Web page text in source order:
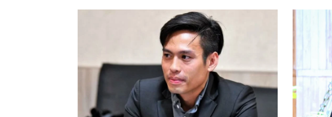
เข้าข่ายละเว้นการปฏิบัติหน้าที่หรือไม่
เตือนกกต.